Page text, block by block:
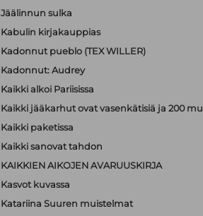
Jäälinnun sulka
Kabulin kirjakauppias
Kadonnut pueblo (TEX WILLER)
Kadonnut: Audrey
Kaikki alkoi Pariisissa
Kaikki jääkarhut ovat vasenkätisiä ja 200
Kaikki paketissa
Kaikki sanovat tahdon
KAIKKIEN AIKOJEN AVARUUSKIRJA
Kasvot kuvassa
Katariina Suuren muistelmat